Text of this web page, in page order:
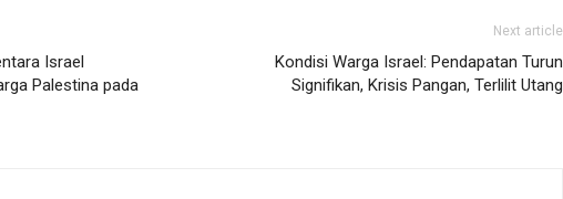
Israel
Palestina pada
Next article
Kondisi Warga Israel: Pendapatan Turun
Signifikan, Krisis Pangan, Terlilit Utang